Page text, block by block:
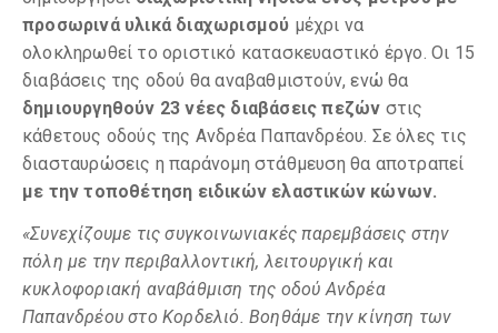
προσωρινά υλικά διαχωρισμού μέχρι να
ολοκληρωθεί το οριστικό κατασκευαστικό έργο. Οι 15
διαβάσεις της οδού θα αναβαθμιστούν, ενώ θα
δημιουργηθούν 23 νέες διαβάσεις πεζών στις
κάθετους οδούς της Ανδρέα Παπανδρέου. Σε όλες τις
διασταυρώσεις η παράνομη στάθμευση θα αποτραπεί
με την τοποθέτηση ειδικών ελαστικών κώνων.
«Συνεχίζουμε τις συγκοινωνιακές παρεμβάσεις στην
πόλη με την περιβαλλοντική, λειτουργική και
κυκλοφοριακή αναβάθμιση της οδού Ανδρέα
Παπανδρέου στο Κορδελιό. Βοηθάμε την κίνηση των